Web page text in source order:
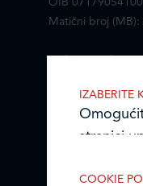
Matični broj (MB):
Prodajni centri
Ledo u inozemstvu
Online formular
COOKIE
IZABERITE
stranici